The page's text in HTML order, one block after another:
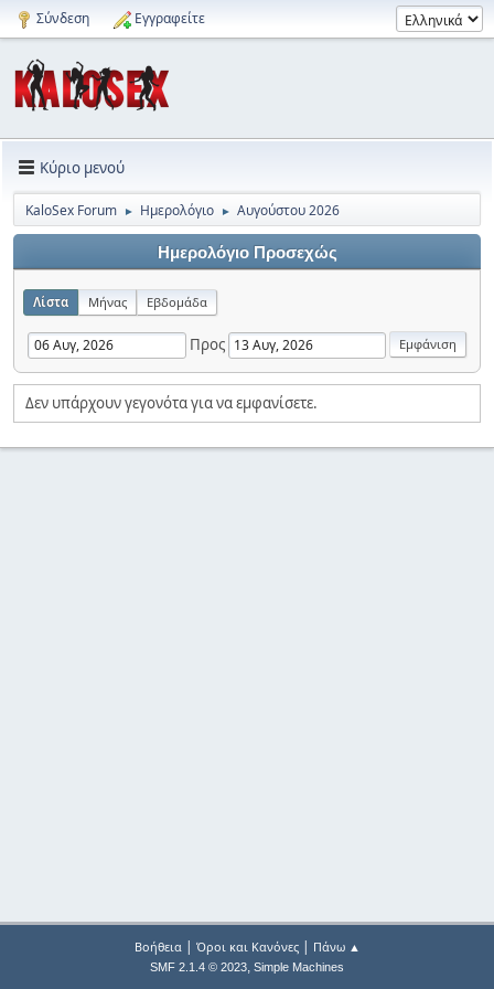
Σύνδεση Εγγραφείτε
Κύριο μενού
KaloSex Forum ► Ημερολόγιο ► Αυγούστου 2026
Ημερολόγιο Προσεχώς
Λίστα Μήνας Εβδομάδα
Προς
Δεν υπάρχουν γεγονότα για να εμφανίσετε.
Βοήθεια| Όροι και Κανόνες| Πάνω ▲
SMF 2.1.4 © 2023, Simple Machines